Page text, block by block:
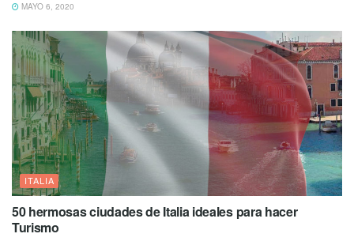
MAYO 6, 2020
ITALIA
50 hermosas ciudades de Italia ideales para hacer
Turismo